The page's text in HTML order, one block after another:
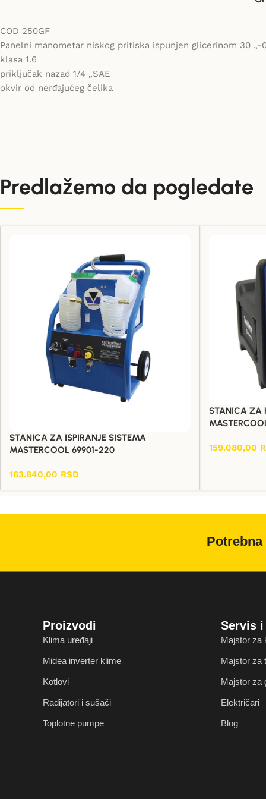
COD 250GF
Panelni manometar niskog pritiska ispunjen glicerinom 30 „-
klasa 1.6
priključak nazad 1/4 „SAE
okvir od nerđajućeg čelika
Predlažemo da pogledate
STANICA ZA ISPIRANJE SISTEMA
MASTERCOOL 69901-220
163.840,00 RSD
STANICA ZA
159.080,00
Proizvodi
Klima uređaji
Midea inverter klime
Kotlovi
Radijatori i sušači
Toplotne pumpe
Servis i
Majstor za
Majstor za
Majstor za
Električari
Blog